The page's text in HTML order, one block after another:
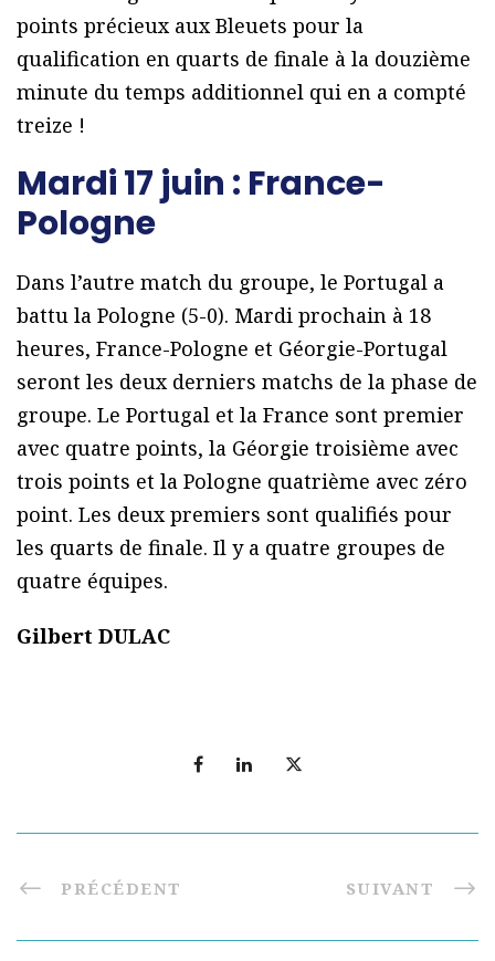
points précieux aux Bleuets pour la
qualification en quarts de finale à la douzième
minute du temps additionnel qui en a compté
treize !
Mardi 17 juin : France-
Pologne
Dans l’autre match du groupe, le Portugal a
battu la Pologne (5-0). Mardi prochain à 18
heures, France-Pologne et Géorgie-Portugal
seront les deux derniers matchs de la phase de
groupe. Le Portugal et la France sont premier
avec quatre points, la Géorgie troisième avec
trois points et la Pologne quatrième avec zéro
point. Les deux premiers sont qualifiés pour
les quarts de finale. Il y a quatre groupes de
quatre équipes.
Gilbert DULAC
PRÉCÉDENT SUIVANT